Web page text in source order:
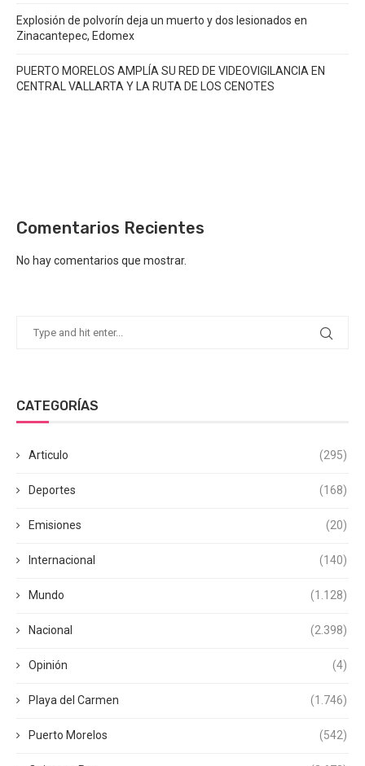
Explosión de polvorín deja un muerto y dos lesionados en
Zinacantepec, Edomex
PUERTO MORELOS AMPLÍA SU RED DE VIDEOVIGILANCIA EN
CENTRAL VALLARTA Y LA RUTA DE LOS CENOTES
Comentarios Recientes
No hay comentarios que mostrar.
CATEGORÍAS
Articulo (295)
Deportes (168)
Emisiones (20)
Internacional (140)
Mundo (1.128)
Nacional (2.398)
Opinión (4)
Playa del Carmen (1.746)
Puerto Morelos (542)